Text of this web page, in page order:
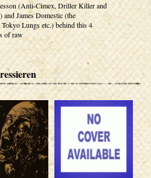
(Anti-Cimex, Driller Killer and
and James Domestic (the
Lungs etc.) behind this 4
of raw